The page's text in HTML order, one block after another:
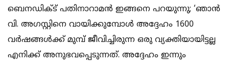
ബെനഡിക്ട് പതിനാറാമന്‍ ഇങ്ങനെ പറയുന്നു; ‘ഞാന്‍
വി. അഗസ്റ്റിനെ വായിക്കുമ്പോള്‍ അദ്ദേഹം 1600
വര്‍ഷങ്ങള്‍ക്ക് മുമ്പ് ജീവിച്ചിരുന്ന ഒരു വ്യക്തിയായിട്ടല്ല
എനിക്ക് അനുഭവപ്പെടുന്നത്. അദ്ദേഹം ഇന്നും